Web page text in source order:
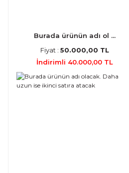
Burada ürünün adı ol ...
Fiyat : 50.000,00 TL
İndirimli 40.000,00 TL